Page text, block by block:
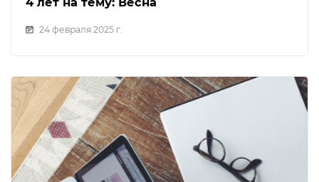
24 февраля 2025 г.